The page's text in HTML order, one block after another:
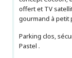
offert et TV
gourmand à petit
Parking clos,
Pastel .